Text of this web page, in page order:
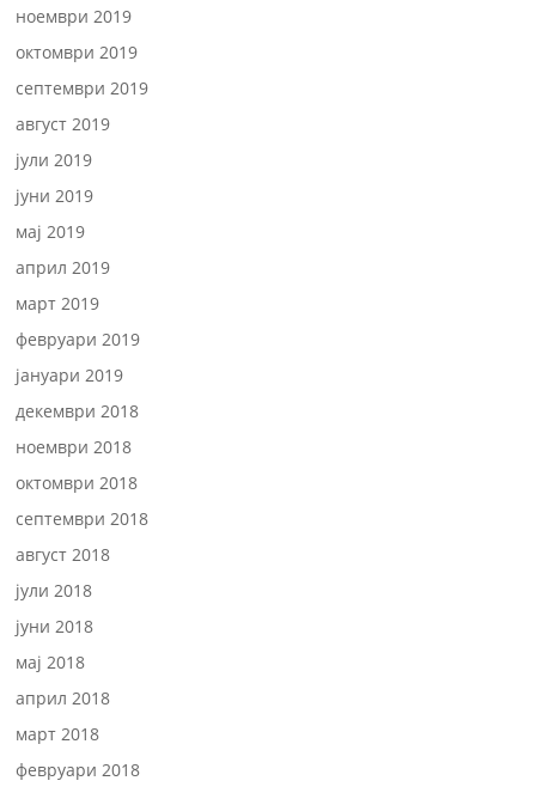
ноември 2019
октомври 2019
септември 2019
август 2019
јули 2019
јуни 2019
мај 2019
април 2019
март 2019
февруари 2019
јануари 2019
декември 2018
ноември 2018
октомври 2018
септември 2018
август 2018
јули 2018
јуни 2018
мај 2018
април 2018
март 2018
февруари 2018